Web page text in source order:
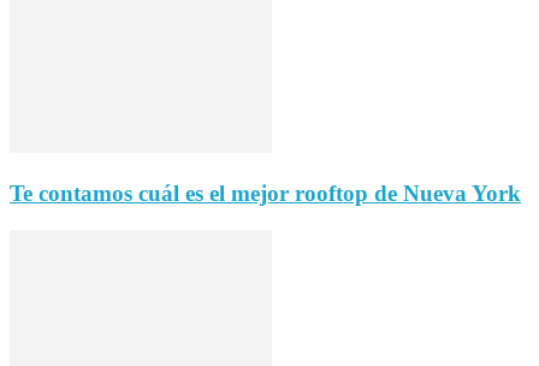
Te contamos cuál es el mejor rooftop de Nueva York